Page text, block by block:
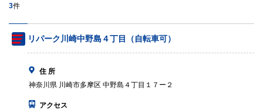
3件
リパーク川崎中野島４丁目（自転車可）
住 所
神奈川県 川崎市多摩区 中野島４丁目１７ー２
アクセス